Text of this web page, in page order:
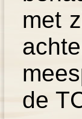
met
de